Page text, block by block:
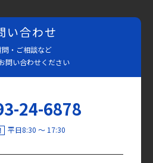
い合わせ
問・ご相談など
問い合わせください
24-6878
平日8:30 〜 17:30